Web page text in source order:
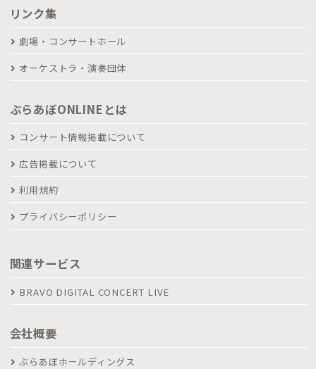
リンク集
劇場・コンサートホール
オーケストラ・演奏団体
ぶらあぼONLINEとは
コンサート情報掲載について
広告掲載について
利用規約
プライバシーポリシー
関連サービス
BRAVO DIGITAL CONCERT LIVE
会社概要
ぶらあぼホールディングス